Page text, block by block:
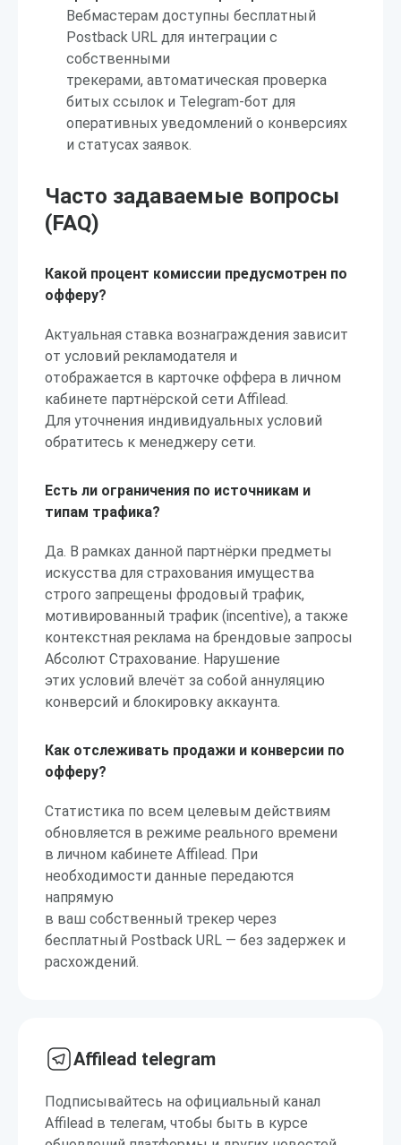
Вебмастерам доступны бесплатный
Postback URL для интеграции с
собственными
трекерами, автоматическая проверка
битых ссылок и Telegram-бот для
оперативных уведомлений о конверсиях
и статусах заявок.
Часто задаваемые вопросы
(FAQ)
Какой процент комиссии предусмотрен по
офферу?
Актуальная ставка вознаграждения зависит
от условий рекламодателя и
отображается в карточке оффера в личном
кабинете партнёрской сети Affilead.
Для уточнения индивидуальных условий
обратитесь к менеджеру сети.
Есть ли ограничения по источникам и
типам трафика?
Да. В рамках данной партнёрки предметы
искусства для страхования имущества
строго запрещены фродовый трафик,
мотивированный трафик (incentive), а также
контекстная реклама на брендовые запросы
Абсолют Страхование. Нарушение
этих условий влечёт за собой аннуляцию
конверсий и блокировку аккаунта.
Как отслеживать продажи и конверсии по
офферу?
Статистика по всем целевым действиям
обновляется в режиме реального времени
в личном кабинете Affilead. При
необходимости данные передаются
напрямую
в ваш собственный трекер через
бесплатный Postback URL — без задержек и
расхождений.
Affilead telegram
Подписывайтесь на официальный канал
Affilead в телегам, чтобы быть в курсе